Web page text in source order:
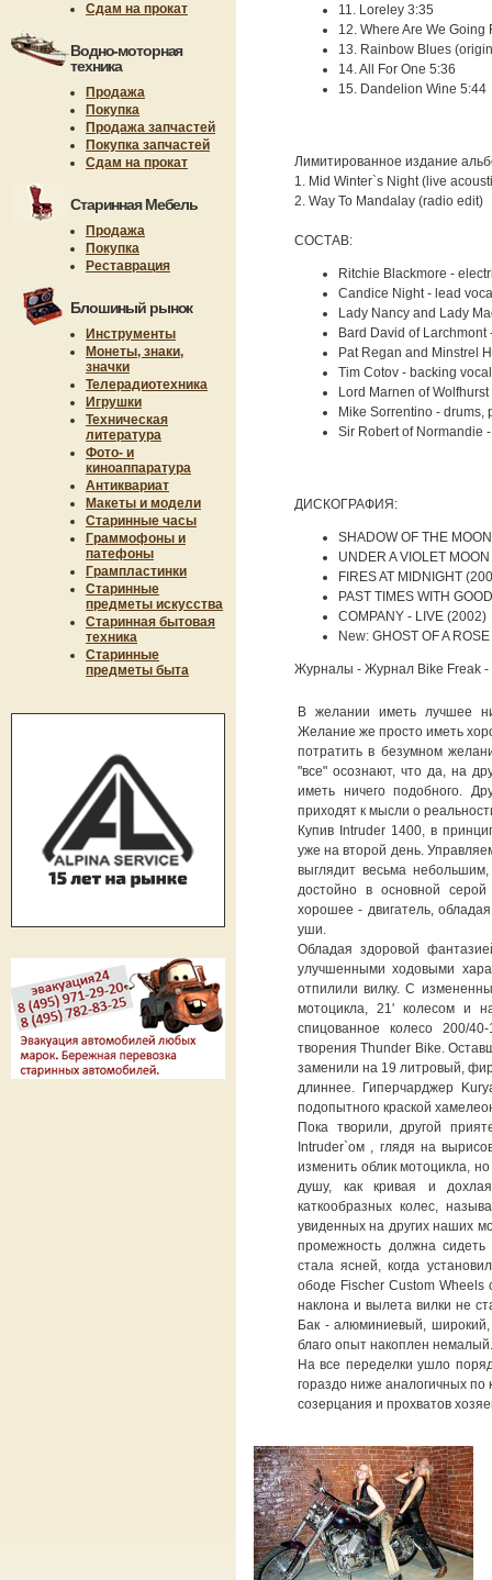
Сдам на прокат
Водно-моторная
техника
Продажа
Покупка
Продажа запчастей
Покупка запчастей
Сдам на прокат
Старинная Мебель
Продажа
Покупка
Реставрация
Блошиный рынок
Инструменты
Монеты, знаки,
значки
Телерадиотехника
Игрушки
Техническая
литература
Фото- и
киноаппаратура
Антиквариат
Макеты и модели
Старинные часы
Граммофоны и
патефоны
Грампластинки
Старинные
предметы искусства
Старинная бытовая
техника
Старинные
предметы быта
11. Loreley 3:35
12. Where Are We Going
13. Rainbow Blues
14. All For One 5:36
15. Dandelion Wine 5:44
Лимитированное издание
1. Mid Winter`s Night (live
2. Way To Mandalay (radio edit)
СОСТАВ:
Ritchie Blackmore -
Candice Night - lead
Lady Nancy and Lady
Bard David of
Pat Regan and Minstrel
Tim Cotov - backing
Lord Marnen of
Mike Sorrentino - drums,
Sir Robert of Normandie
ДИСКОГРАФИЯ:
SHADOW OF THE
UNDER A VIOLET
FIRES AT MIDNIGHT
PAST TIMES WITH GOOD
COMPANY - LIVE (2002)
New: GHOST OF A
Журналы - Журнал Bike Freak -
В желании иметь лучшее
Желание же просто иметь
потратить в безумном
"все" осознают, что да, на
иметь ничего подобного.
приходят к мысли о
Купив Intruder 1400, в
уже на второй день.
выглядит весьма
достойно в основной
хорошее - двигатель,
уши.
Обладая здоровой
улучшенными ходовыми
отпилили вилку. С
мотоцикла, 21' колесом и
спицованное колесо 200/
творения Thunder Bike.
заменили на 19 литровый,
длиннее. Гиперчарджер
подопытного краской
Пока творили, другой
Intruder`ом , глядя на
изменить облик мотоцикла,
душу, как кривая и
каткообразных колес,
увиденных на других наших
промежность должна
стала ясней, когда
ободе Fischer Custom
наклона и вылета вилки не
Бак - алюминиевый,
благо опыт накоплен немалый.
На все переделки ушло
гораздо ниже аналогичных по
созерцания и прохватов